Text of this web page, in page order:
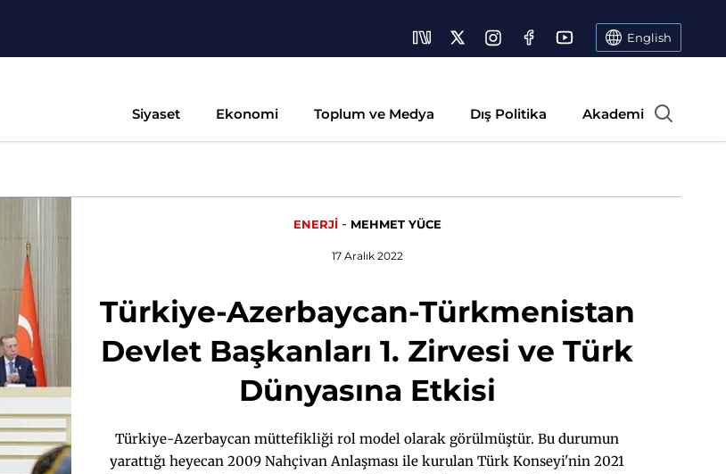
English
Siyaset Ekonomi Toplum ve Medya Dış Politika Akademi
ENERJİ- MEHMET YÜCE
17 Aralık 2022
Türkiye-Azerbaycan-Türkmenistan
Devlet Başkanları 1. Zirvesi ve Türk
Dünyasına Etkisi
Türkiye-Azerbaycan müttefikliği rol model olarak görülmüştür. Bu durumun
yarattığı heyecan 2009 Nahçivan Anlaşması ile kurulan Türk Konseyi'nin 2021